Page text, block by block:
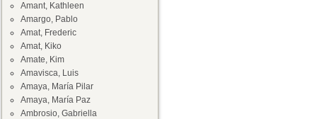
Amant, Kathleen
Amargo, Pablo
Amat, Frederic
Amat, Kiko
Amate, Kim
Amavisca, Luis
Amaya, María Pilar
Amaya, María Paz
Ambrosio, Gabriella